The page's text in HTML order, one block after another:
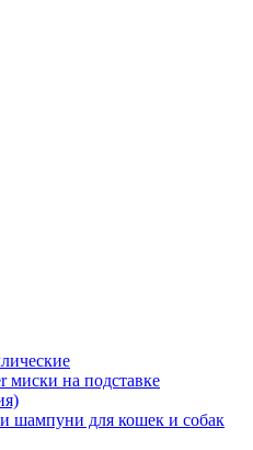
миски на подставке
и шампуни для кошек и собак